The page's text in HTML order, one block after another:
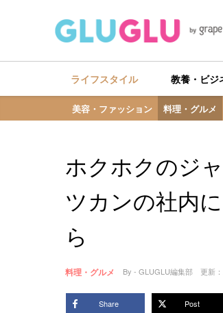
ライフスタイル
美容・ファッション 料理・グルメ
教養・ビジ
ホクホクのジ
ツカンの社内
ら
料理・グルメ By - GLUGLU編集部 更新：
Share Post